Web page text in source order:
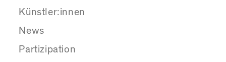
Künstler:innen
News
Partizipation